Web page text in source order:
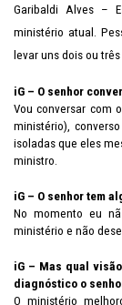
Garibaldi Alves –
ministério atual.
levar uns dois ou
iG – O senhor
Vou conversar com
ministério),
isoladas que eles
ministro.
iG – O senhor tem
No momento eu
ministério e não
iG – Mas qual
diagnóstico o
O ministério